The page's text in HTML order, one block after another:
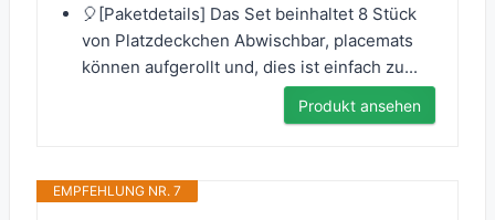
🎈[Paketdetails] Das Set beinhaltet 8 Stück
von Platzdeckchen Abwischbar, placemats
können aufgerollt und, dies ist einfach zu...
Produkt ansehen
EMPFEHLUNG NR. 7